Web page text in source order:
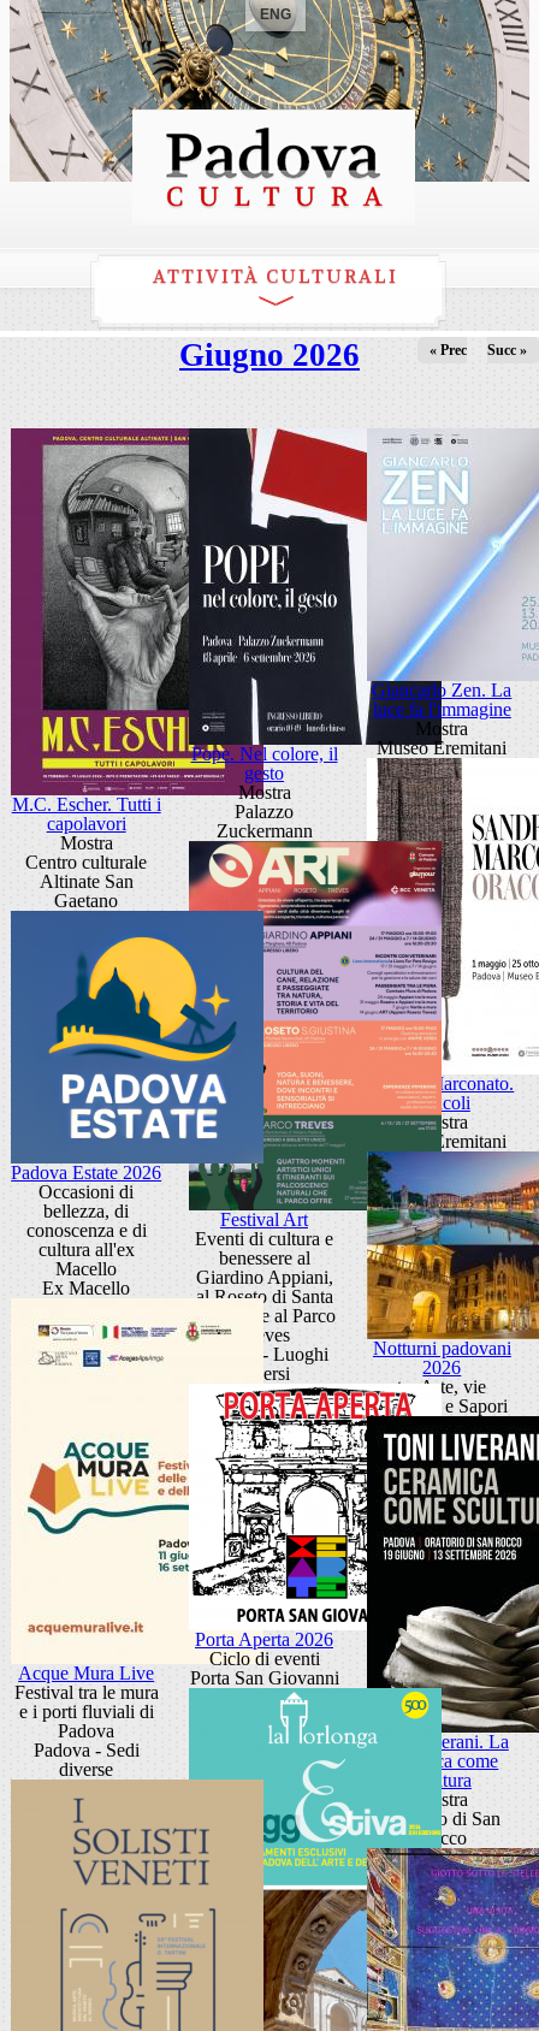
ENG
ATTIVITÀ CULTURALI
Giugno 2026 « Prec Succ »
M.C. Escher. Tutti i
capolavori
Mostra
Centro culturale
Altinate San
Gaetano
Pope. Nel colore, il
gesto
Mostra
Palazzo
Zuckermann
Giancarlo Zen. La
luce fa l'immagine
Mostra
Museo Eremitani
Sandra Marconato.
Oracoli
Mostra
Museo Eremitani
Festival Art
Eventi di cultura e
benessere al
Giardino Appiani,
al Roseto di Santa
Giustina e al Parco
Treves
Padova - Luoghi
diversi
Padova Estate 2026
Occasioni di
bellezza, di
conoscenza e di
cultura all'ex
Macello
Ex Macello
Notturni padovani
2026
tra Arte, vie
d'Acqua e Sapori
Acque Mura Live
Festival tra le mura
e i porti fluviali di
Padova
Padova - Sedi
diverse
Porta Aperta 2026
Ciclo di eventi
Porta San Giovanni
Toni Liverani. La
ceramica come
scultura
Mostra
Oratorio di San
Rocco